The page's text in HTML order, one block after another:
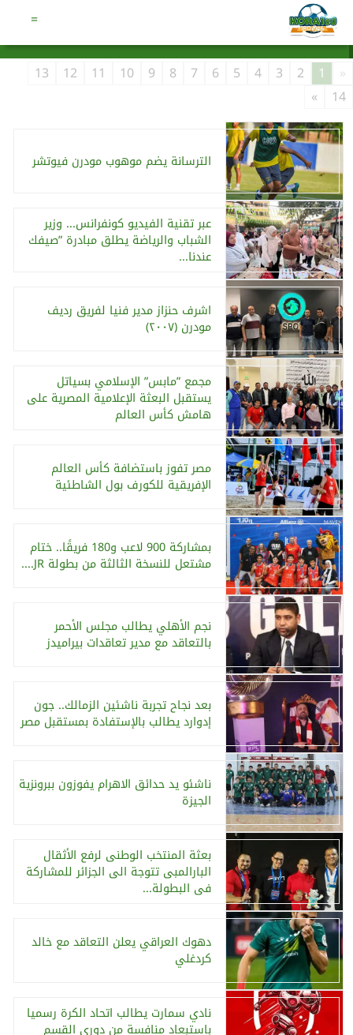
=
«
1
2
3
4
5
6
7
8
9
10
11
12
13
14
»
الترسانة يضم موهوب مودرن فيوتشر
عبر تقنية الفيديو كونفرانس... وزير
الشباب والرياضة يطلق مبادرة ”صيفك
عندنا...
اشرف حنزاز مدير فنيا لفريق رديف
مودرن (٢٠٠٧)
مجمع ”مابس” الإسلامي بسياتل
يستقبل البعثة الإعلامية المصرية على
هامش كأس العالم
مصر تفوز باستضافة كأس العالم
الإفريقية للكورف بول الشاطئية
بمشاركة 900 لاعب و180 فريقًا.. ختام
مشتعل للنسخة الثالثة من بطولة JR....
نجم الأهلي يطالب مجلس الأحمر
بالتعاقد مع مدير تعاقدات بيراميدز
بعد نجاح تجربة ناشئين الزمالك.. جون
إدوارد يطالب بالإستفادة بمستقبل مصر
ناشئو يد حدائق الاهرام يفوزون ببرونزية
الجيزة
بعثة المنتخب الوطنى لرفع الأثقال
البارالمبى تتوجة الى الجزائر للمشاركة
فى البطولة...
دهوك العراقي يعلن التعاقد مع خالد
كردغلي
نادي سمارت يطالب اتحاد الكرة رسميا
باستبعاد منافسة من دوري القسم